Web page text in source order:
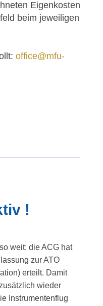
Eigenkosten
beim jeweiligen
office@mfu-
!
weit: die ACG hat
zur ATO
erteilt. Damit
wieder
Instrumentenflug